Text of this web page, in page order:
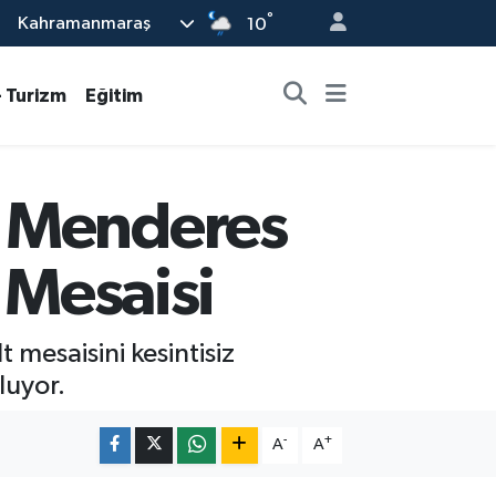
Kahramanmaraş 10°
Turizm Eğitim
mesaisini kesintisiz
A- A+